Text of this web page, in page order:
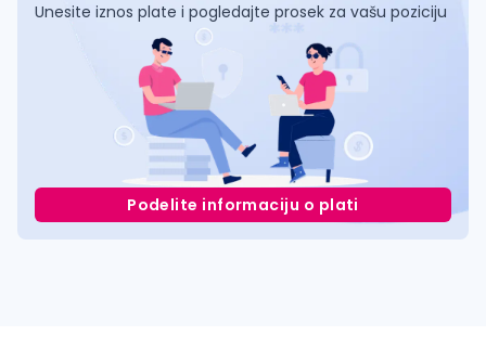
Unesite iznos plate i pogledajte prosek za vašu poziciju
Podelite informaciju o plati